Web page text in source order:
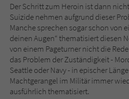
Der Schritt zum Heroin ist dann
Suizide nehmen aufgrund dieser
Manche sprechen sogar schon von
deinen Augen“ thematisiert diesen
von einem Pageturner nicht die
das Problem der Zuständigkeit -
Seattle oder Navy - in epischer
Machtgerangel im Militär immer
ausführlich thematisiert.